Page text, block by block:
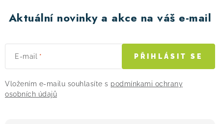
k
y
v
p
i
s
Aktuální novinky a akce na váš e-mail
E-mail
Vložením e-mailu souhlasíte s podmínkami ochrany
osobních údajů
PŘIHLÁSIT SE